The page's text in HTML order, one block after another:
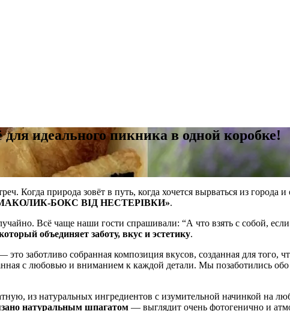
пикника в одной коробке!
Когда природа зовёт в путь, когда хочется вырваться из города
БОКС ВІД НЕСТЕРІВКИ».
Всё чаще наши гости спрашивали: “А что взять с собой, если
объединяет заботу, вкус и эстетику.
это заботливо собранная композиция вкусов, созданная для того,
с любовью и вниманием к каждой детали. Мы позаботились обо
из натуральных ингредиентов с изумительной начинкой на
натуральным шпагатом — выглядит очень фотогенично и